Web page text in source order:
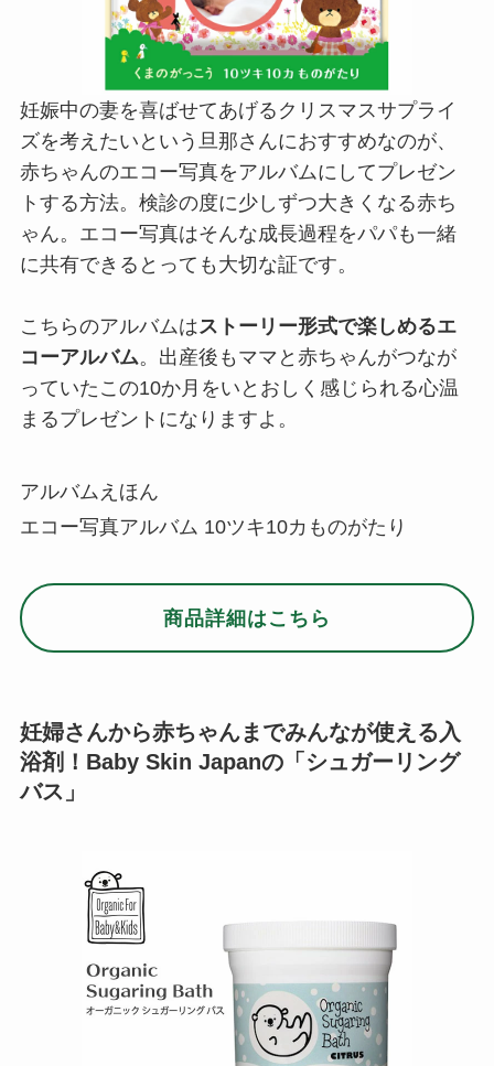
妊娠中の妻を喜ばせてあげるクリスマスサプライ
ズを考えたいという旦那さんにおすすめなのが、
赤ちゃんのエコー写真をアルバムにしてプレゼン
トする方法。検診の度に少しずつ大きくなる赤ち
ゃん。エコー写真はそんな成長過程をパパも一緒
に共有できるとっても大切な証です。
こちらのアルバムはストーリー形式で楽しめるエ
コーアルバム。出産後もママと赤ちゃんがつなが
っていたこの10か月をいとおしく感じられる心温
まるプレゼントになりますよ。
アルバムえほん
エコー写真アルバム 10ツキ10カものがたり
商品詳細はこちら
妊婦さんから赤ちゃんまでみんなが使える入
浴剤！Baby Skin Japanの「シュガーリング
バス」